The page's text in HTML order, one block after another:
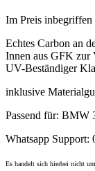
Im Preis inbegriffen
Echtes Carbon an
Innen aus GFK zur
UV-Beständiger
inklusive
Passend für: BMW
Whatsapp Support:
Es handelt sich hierbei nicht